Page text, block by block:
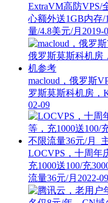
ExtraVM高防VPS/
心额外送1GB内存/
量/4.8美元/月 2019-
macloud，俄罗斯
罗斯莫斯科机房，
02-09
LOCVPS，十周年
充1000送100/充
流量36元/月 2022-